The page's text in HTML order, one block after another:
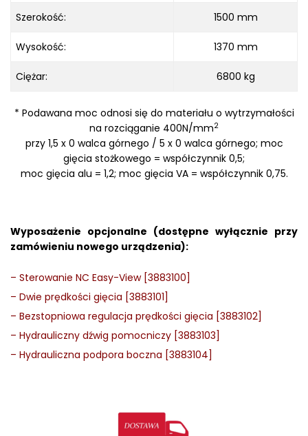
Szerokość: 1500 mm
Wysokość: 1370 mm
Ciężar: 6800 kg
* Podawana moc odnosi się do materiału o wytrzymałości
na rozciąganie 400N/mm2
przy 1,5 x 0 walca górnego / 5 x 0 walca górnego; moc
gięcia stożkowego = współczynnik 0,5;
moc gięcia alu = 1,2; moc gięcia VA = współczynnik 0,75.
Wyposażenie opcjonalne (dostępne wyłącznie przy
zamówieniu nowego urządzenia):
– Sterowanie NC Easy-View [3883100]
– Dwie prędkości gięcia [3883101]
– Bezstopniowa regulacja prędkości gięcia [3883102]
– Hydrauliczny dźwig pomocniczy [3883103]
– Hydrauliczna podpora boczna [3883104]